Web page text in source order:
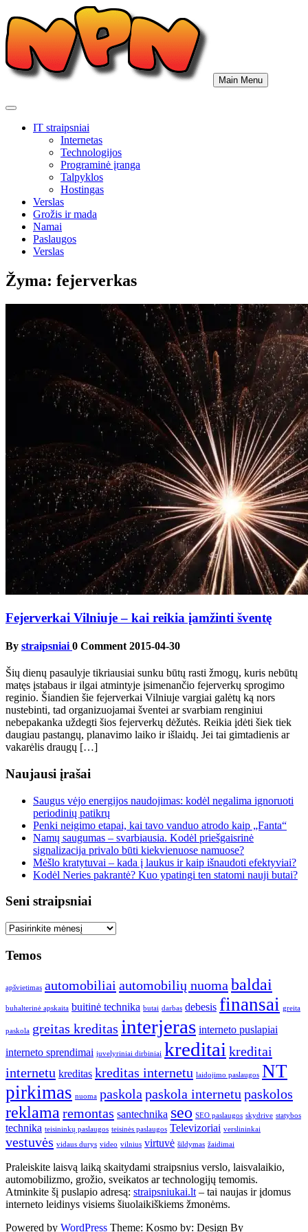
to
content
Main Menu
IT straipsniai
Internetas
Technologijos
Programinė įranga
Talpyklos
Hostingas
Verslas
Grožis ir mada
Namai
Paslaugos
Verslas
Žyma: fejerverkas
Fejerverkai Vilniuje – kai reikia įamžinti šventę
By straipsniai 0 Comment 2015-04-30
Šių dienų pasaulyje tikriausiai sunku būtų rasti žmogų, kuris nebūtų
matęs įstabaus ir ilgai atmintyje įsimenančio fejerverkų sprogimo
reginio. Šiandien šie fejerverkai Vilniuje vargiai galėtų ką nors
nustebinti, tad organizuojamai šventei ar svarbiam renginiui
nebepakanka uždegti šios fejerverkų dėžutės. Reikia įdėti šiek tiek
daugiau pastangų, planavimo laiko ir išlaidų. Jei tai gimtadienis ar
vakarėlis draugų […]
Naujausi įrašai
Saugus vėjo energijos naudojimas: kodėl negalima ignoruoti
periodinių patikrų
Penki neigimo etapai, kai tavo vanduo atrodo kaip „Fanta“
Namų saugumas – svarbiausia. Kodėl priešgaisrinė
signalizacija privalo būti kiekvienuose namuose?
Mėšlo kratytuvai – kada į laukus ir kaip išnaudoti efektyviai?
Kodėl Neries pakrantė? Kuo ypatingi ten statomi nauji butai?
Seni straipsniai
Seni
Temos
apšvietimas automobiliai automobilių nuoma baldai
buhalterinė apskaita buitinė technika butai darbas debesis finansai greita
paskola greitas kreditas interjeras interneto puslapiai
interneto sprendimai juvelyriniai dirbiniai kreditai kreditai
internetu kreditas kreditas internetu laidojimo paslaugos NT
pirkimas nuoma paskola paskola internetu paskolos
reklamaremontas santechnika seo SEO paslaugos skydrive statybos
technika teisininkų paslaugos teisinės paslaugos Televizoriai verslininkai
vestuvės vidaus durys video vilnius virtuvė šildymas žaidimai
Praleiskite laisvą laiką skaitydami straipsnius verslo, laisvalaikio,
automobilizmo, grožio, sveikatos ar technologijų temomis.
Atminkite šį puslapio adresą: straipsniukai.lt – tai naujas ir įdomus
interneto leidinys visiems šiuolaikiškiems žmonėms.
Powered by WordPress Theme: Kosmo by: Design By